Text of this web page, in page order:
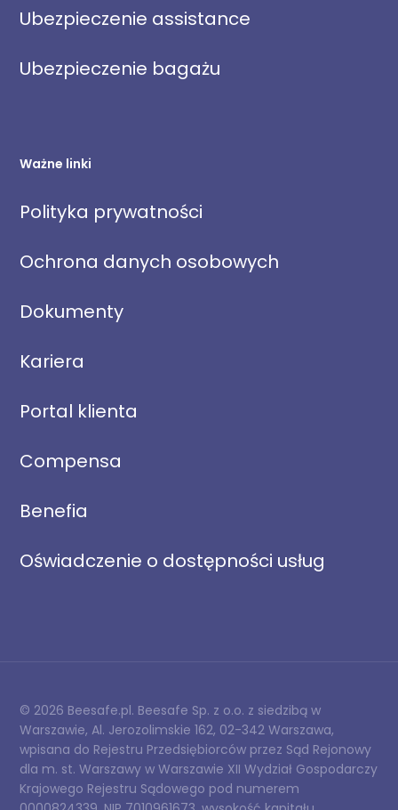
Ubezpieczenie assistance
Ubezpieczenie bagażu
Ważne linki
Polityka prywatności
Ochrona danych osobowych
Dokumenty
Kariera
Portal klienta
Compensa
Benefia
Oświadczenie o dostępności usług
© 2026 Beesafe.pl. Beesafe Sp. z o.o. z siedzibą w
Warszawie, Al. Jerozolimskie 162, 02-342 Warszawa,
wpisana do Rejestru Przedsiębiorców przez Sąd Rejonowy
dla m. st. Warszawy w Warszawie XII Wydział Gospodarczy
Krajowego Rejestru Sądowego pod numerem